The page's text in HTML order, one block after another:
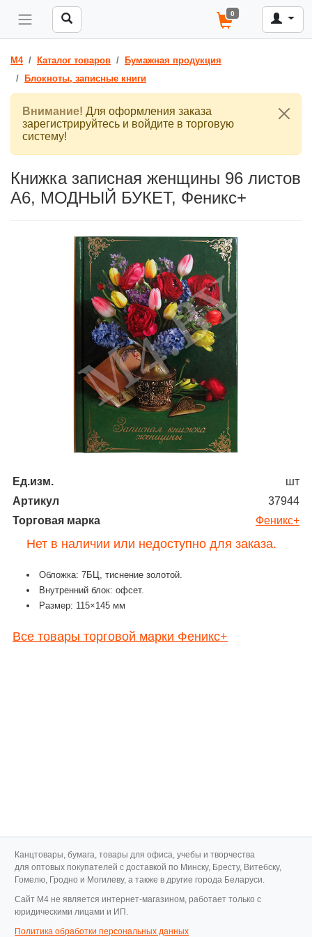
0
M4 Каталог товаров
Бумажная продукция
Блокноты, записные книги
Внимание! Для оформления заказа
зарегистрируйтесь и войдите в торговую
систему!
Книжка записная женщины 96 листов
А6, МОДНЫЙ БУКЕТ, Феникс+
Ед.изм.
шт
Артикул
37944
Торговая марка
Феникс+
Нет в наличии или недоступно для заказа.
Обложка: 7БЦ, тиснение золотой.
Внутренний блок: офсет.
Размер: 115×145 мм
Все товары торговой марки Феникс+
Канцтовары, бумага, товары для офиса, учебы и творчества
для оптовых покупателей с доставкой по Минску, Бресту, Витебску,
Гомелю, Гродно и Могилеву, а также в другие города Беларуси.
Cайт M4 не является интернет-магазином, работает только с
юридическими лицами и ИП.
Политика обработки персональных данных